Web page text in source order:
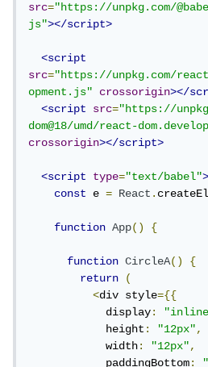
src="https://unpkg.com/
js"></script>
<script
src="https://unpkg.com/
opment.js"
crossorigin></
<script
src="https://
dom@18/umd/react-
crossorigin></script>
<script type="text/babel">
const
e = React.
function App() {
function CircleA()
{
return
(
<div style={{
            display
:
            height
: "12px",
            width
: "12px",
            paddingBottom
: